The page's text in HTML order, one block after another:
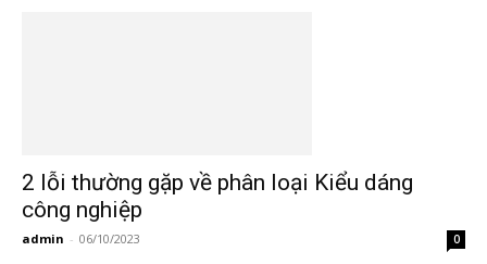
2 lỗi thường gặp về phân loại Kiểu dáng
công nghiệp
admin - 06/10/2023 0